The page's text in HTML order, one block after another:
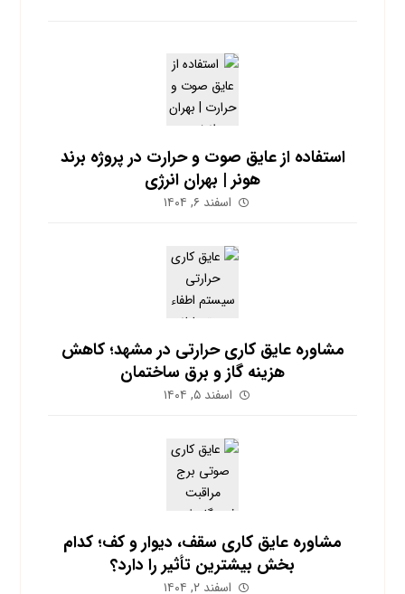
استفاده از عایق صوت و حرارت در پروژه برند
هونر | بهران انرژی
اسفند ۶, ۱۴۰۴
مشاوره عایق کاری حرارتی در مشهد؛ کاهش
هزینه گاز و برق ساختمان
اسفند ۵, ۱۴۰۴
مشاوره عایق کاری سقف، دیوار و کف؛ کدام
بخش بیشترین تأثیر را دارد؟
اسفند ۲, ۱۴۰۴